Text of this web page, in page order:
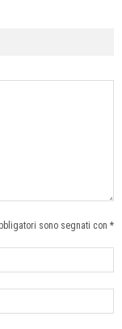
sono segnati con *